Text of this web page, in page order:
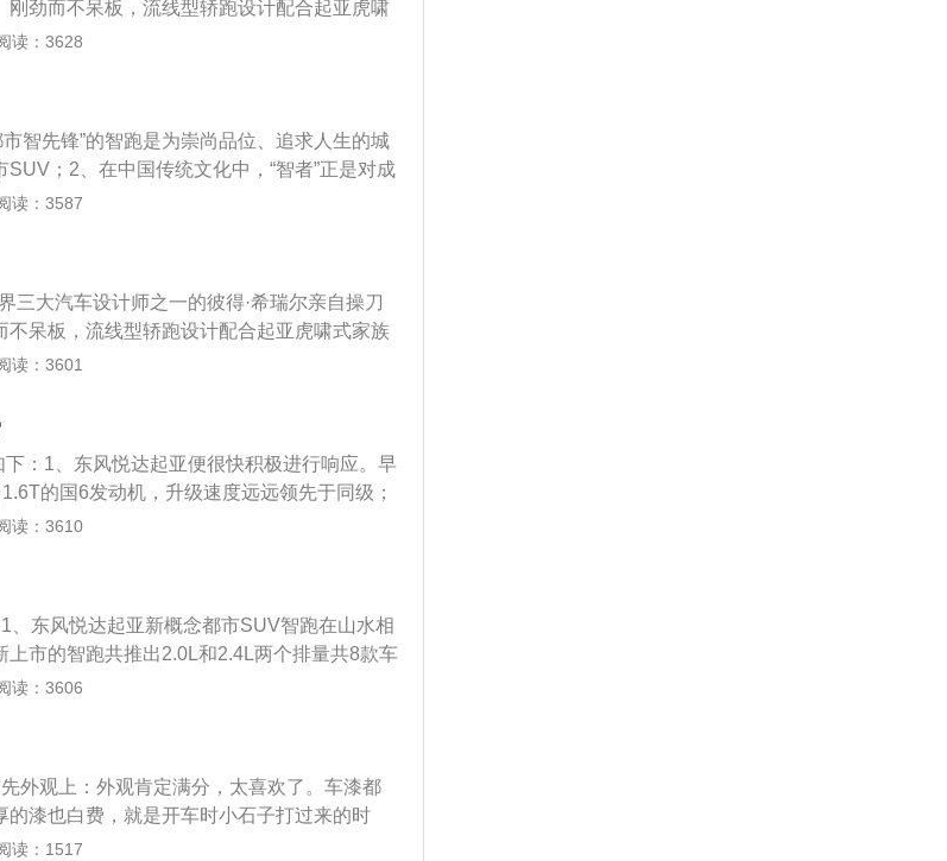
为驾乘者完美诠释乐活当下、随心而动的人
刚劲而不呆板，流线型轿跑设计配合起亚虎啸
和动感；2、起亚θII系列汽油发动机配合智
面，智跑搭载了上、下坡辅助系统等多项高
；3、4400x1855x1660mm的车身尺寸属于标
上一代的狮跑大了一圈。不过和今天的同级别
读：3628
智先锋”的智跑是为崇尚品位、追求人生的城
；2、在中国传统文化中，“智者”正是对成
拥有成功的事业和社会地位，同时渴望纵情
车的所有需求，又提供了雄浑的越野性能，
路先锋；4、同时，领先对手的多项智能配置
，为驾乘者完美诠释乐活当下、随心而动的
读：3587
三大汽车设计师之一的彼得·希瑞尔亲自操刀
呆板，流线型轿跑设计配合起亚虎啸式家族
；起亚θII系列汽油发动机配合智能化6速手
搭载了上、下坡辅助系统等多项高科技配
说是车如其名，智跑以突破创新、活力非凡、
启全新精彩的智慧人生；2、4400x1855x1660
的身材，并且要比上一代的狮跑大了一
没有特别明显的优势。不过得益于它极其饱
个亮点，大灯修长的线条给人感觉很精致，
型。另外多边形的雾灯被通体的多边形保险杠
给人感觉很有视觉冲击力，并且现代感很强；
，“智者”正是对成功人士的最高赞美，他们
淡的处世哲学完美结合，既满足了都市智者
的越野性能，成为他们驰骋山水、实现梦想
智能配置更让整车的舒适性和操控性实现升
心而动的人生理想。
读：3601
：1、东风悦达起亚便很快积极进行响应。早
的国6发动机，升级速度远远领先于同级；
车型，智跑虽然没有沿用那台动力强劲的1.6
台7速双离合变速箱；3、一直以来，智跑使用
了更低排量的1.4T涡轮增压发动机后，油耗有
综合油耗为6.3L。
读：3610
、东风悦达起亚新概念都市SUV智跑在山水相
上市的智跑共推出2.0L和2.4L两个排量共8款车
2、这款车有檀木黑、透明白、钛银色、钻石
亲自操刀设计，外观华丽而不繁杂、刚劲而不
啸式家族脸谱，勾勒出与众不同的干练和动
智能化6速手自一体变速箱使动力输出更强
和乐趣；4、此外，在泊车、安全等诸多方
多项高科技配置，充分实现了整车智能化。
读：3606
外观上：外观肯定满分，太喜欢了。车漆都
漆也白费，就是开车时小石子打过来的时
灯带自动头灯，大灯高度4挡可调，前4个带
读：1517